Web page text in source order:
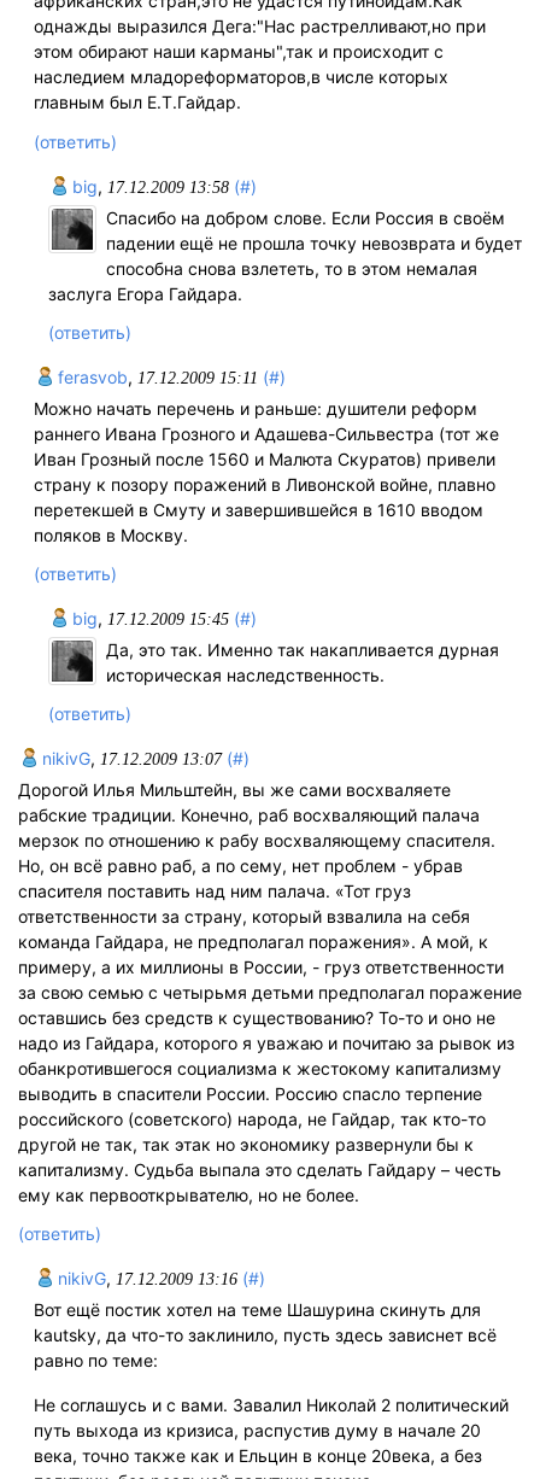
однажды выразился Дега:"Нас растрелливают,но при
этом обирают наши карманы",так и происходит с
наследием младореформаторов,в числе которых
главным был Е.Т.Гайдар.
(ответить)
big, 17.12.2009 13:58 (#)
Спасибо на добром слове. Если Россия в своём
падении ещё не прошла точку невозврата и будет
способна снова взлететь, то в этом немалая
заслуга Егора Гайдара.
(ответить)
ferasvob, 17.12.2009 15:11 (#)
Можно начать перечень и раньше: душители реформ
раннего Ивана Грозного и Адашева-Сильвестра (тот же
Иван Грозный после 1560 и Малюта Скуратов) привели
страну к позору поражений в Ливонской войне, плавно
перетекшей в Смуту и завершившейся в 1610 вводом
поляков в Москву.
(ответить)
big, 17.12.2009 15:45 (#)
Да, это так. Именно так накапливается дурная
историческая наследственность.
(ответить)
nikivG, 17.12.2009 13:07 (#)
Дорогой Илья Мильштейн, вы же сами восхваляете
рабские традиции. Конечно, раб восхваляющий палача
мерзок по отношению к рабу восхваляющему спасителя.
Но, он всё равно раб, а по сему, нет проблем - убрав
спасителя поставить над ним палача. «Тот груз
ответственности за страну, который взвалила на себя
команда Гайдара, не предполагал поражения». А мой, к
примеру, а их миллионы в России, - груз ответственности
за свою семью с четырьмя детьми предполагал поражение
оставшись без средств к существованию? То-то и оно не
надо из Гайдара, которого я уважаю и почитаю за рывок из
обанкротившегося социализма к жестокому капитализму
выводить в спасители России. Россию спасло терпение
российского (советского) народа, не Гайдар, так кто-то
другой не так, так этак но экономику развернули бы к
капитализму. Судьба выпала это сделать Гайдару – честь
ему как первооткрывателю, но не более.
(ответить)
nikivG, 17.12.2009 13:16 (#)
Вот ещё постик хотел на теме Шашурина скинуть для
kautsky, да что-то заклинило, пусть здесь зависнет всё
равно по теме:
Не соглашусь и с вами. Завалил Николай 2 политический
путь выхода из кризиса, распустив думу в начале 20
века, точно также как и Ельцин в конце 20века, а без